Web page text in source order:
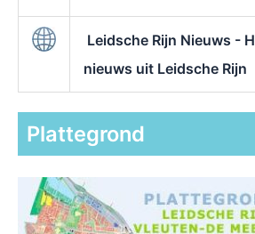
Leidsche Rijn Nieuws -
nieuws uit Leidsche Rijn
Plattegrond